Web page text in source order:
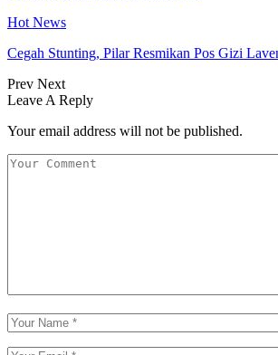
Hot News
Cegah Stunting, Pilar Resmikan Pos Gizi
Prev Next
Leave A Reply
Your email address will not be published.